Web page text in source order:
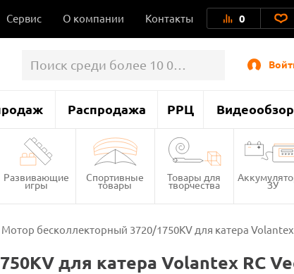
Сервис О компании Контакты 0
Распродажа РРЦ
Развивающие
игры
Спортивные
товары
Товары для
творчества ЗУ
Мотор бесколлекторный 3720/1750KV для катера Volantex
для катера Volantex RC